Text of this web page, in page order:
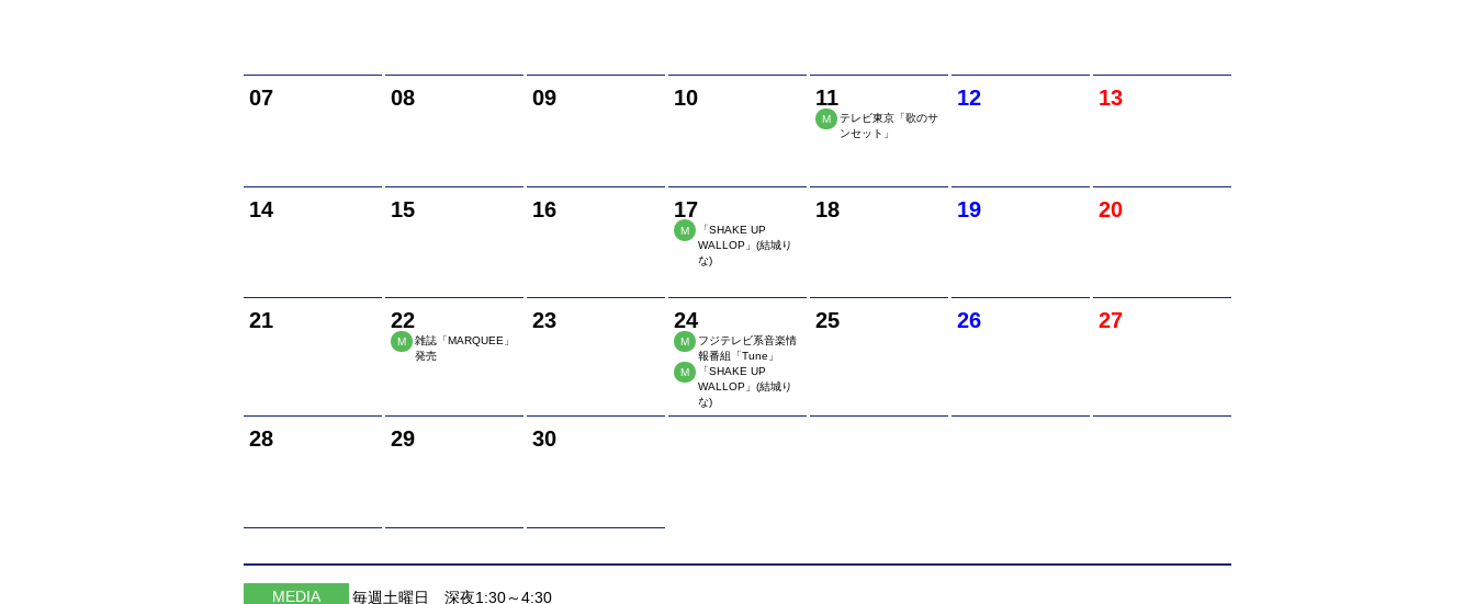
07 08 09 10 11
M
テレビ東京「歌のサ
ンセット」
12 13
14 15 16 17
M
「SHAKE UP
WALLOP」(結城り
な)
18 19 20
21 22
M
雑誌「MARQUEE」
発売
23 24
M
フジテレビ系音楽情
報番組「Tune」
M
「SHAKE UP
WALLOP」(結城り
な)
25 26 27
28 29 30
MEDIA 毎週土曜日 深夜1:30～4:30